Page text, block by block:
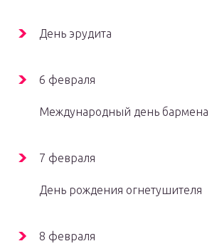
День эрудита
6 февраля
Международный день бармена
7 февраля
День рождения огнетушителя
8 февраля